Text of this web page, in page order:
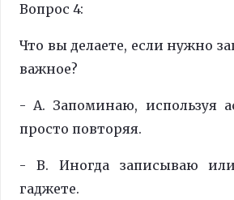
Вопрос 4:
Что вы делаете, если нужно
важное?
- A. Запоминаю, используя
просто повторяя.
- B. Иногда записываю
гаджете.